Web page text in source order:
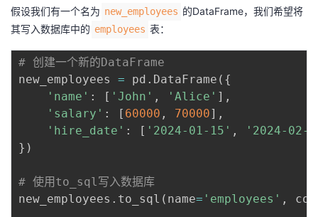
假设我们有一个名为 new_employees 的DataFrame，我们希望将
其写入数据库中的 employees 表：
# 创建一个新的DataFrame
new_employees = pd . DataFrame ( {
'name' : [ 'John' , 'Alice' ] ,
'salary' : [ 60000 , 70000] ,
'hire_date' : [ '2024-01-15' ,
'2024-02-
} )
# 使用to_sql写入数据库
new_employees . to_sql ( name= 'employees' , con